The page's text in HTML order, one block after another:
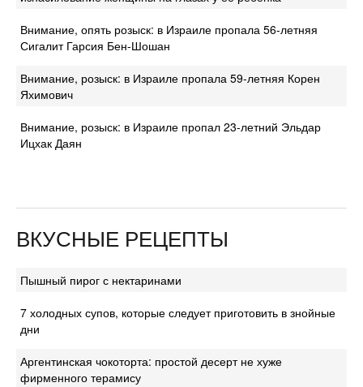
Внимание, опять розыск: в Израиле пропала 56-летняя
Сигалит Гарсия Бен-Шошан
Внимание, розыск: в Израиле пропала 59-летняя Корен
Яхимович
Внимание, розыск: в Израиле пропал 23-летний Эльдар
Ицхак Даян
ВКУСНЫЕ РЕЦЕПТЫ
Пышный пирог с нектаринами
7 холодных супов, которые следует приготовить в знойные
дни
Аргентинская чокоторта: простой десерт не хуже
фирменного терамису